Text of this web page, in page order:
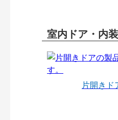
室内ドア・内
片開きド